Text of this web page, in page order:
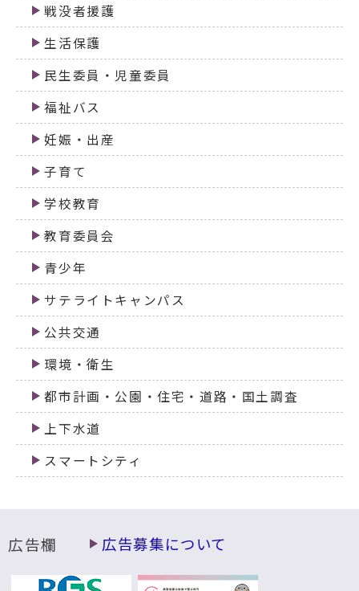
戦没者援護
生活保護
民生委員・児童委員
福祉バス
妊娠・出産
子育て
学校教育
教育委員会
青少年
サテライトキャンパス
公共交通
環境・衛生
都市計画・公園・住宅・道路・国土調査
上下水道
スマートシティ
広告欄 広告募集について